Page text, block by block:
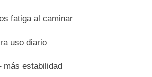
fatiga al caminar
uso diario
estabilidad